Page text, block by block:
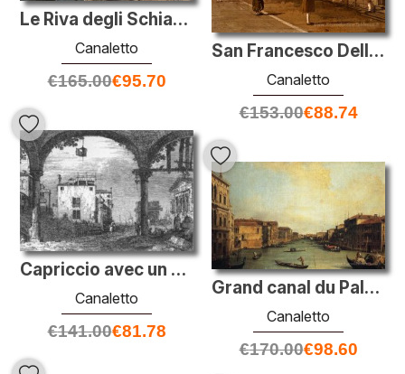
San Francesco Della Vigna, Church et Campo
Canaletto
€153.00€88.74
Le Riva degli Schiavoni
Canaletto
€165.00€95.70
Capriccio avec un portique
Canaletto
€141.00€81.78
Grand canal du Palazzo Balbi
Canaletto
€170.00€98.60